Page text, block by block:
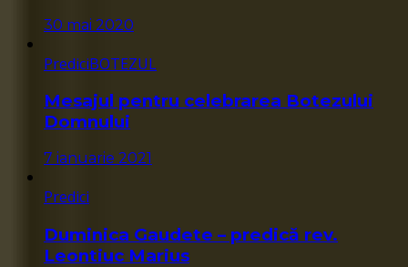
30 mai 2020
PrediciBOTEZUL
Mesajul pentru celebrarea Botezului
Domnului
7 ianuarie 2021
Predici
Duminica Gaudete – predică rev.
Leontiuc Marius